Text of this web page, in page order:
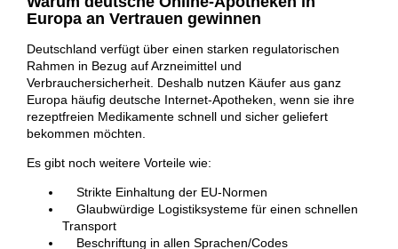
Europa an Vertrauen gewinnen
Deutschland verfügt über einen starken regulatorischen
Rahmen in Bezug auf Arzneimittel und
Verbrauchersicherheit. Deshalb nutzen Käufer aus ganz
Europa häufig deutsche Internet-Apotheken, wenn sie ihre
rezeptfreien Medikamente schnell und sicher geliefert
bekommen möchten.
Es gibt noch weitere Vorteile wie:
Strikte Einhaltung der EU-Normen
Glaubwürdige Logistiksysteme für einen schnellen
Transport
Beschriftung in allen Sprachen/Codes